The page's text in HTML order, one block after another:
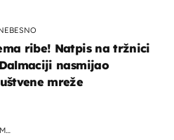
ribe! Natpis na tržnici
nasmijao
mreže